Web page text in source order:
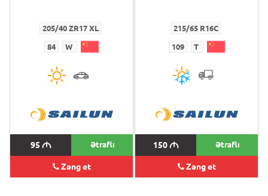
205/40 ZR17 XL
84 W
95 M Ətraflı
Zəng et
215/65 R16C
109 T
150M Ətraflı
Zəng et